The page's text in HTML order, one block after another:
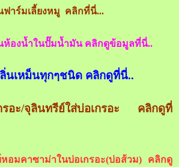
าร์มเลี้ยงหมู คลิกที่นี่...
ห้องน้ำในปั๊มน้ำมัน คลิกดูข้อมูลที่นี่..
นเหม็นทุกๆชนิด คลิกดูที่นี่..
รอะ/จุลินทรีย์ใส่บ่อเกรอะ คลิกดูที่
อมคาซาม่าในบ่อเกรอะ(บ่อส้วม) คลิกดู